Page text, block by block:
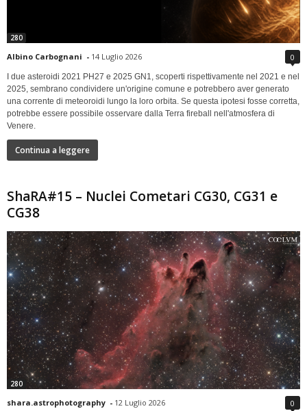
280
Albino Carbognani - 14 Luglio 2026 0
I due asteroidi 2021 PH27 e 2025 GN1, scoperti rispettivamente nel 2021 e nel
2025, sembrano condividere un'origine comune e potrebbero aver generato
una corrente di meteoroidi lungo la loro orbita. Se questa ipotesi fosse corretta,
potrebbe essere possibile osservare dalla Terra fireball nell'atmosfera di
Venere.
Continua a leggere
ShaRA#15 – Nuclei Cometari CG30, CG31 e
CG38
280
shara.astrophotography - 12 Luglio 2026 0